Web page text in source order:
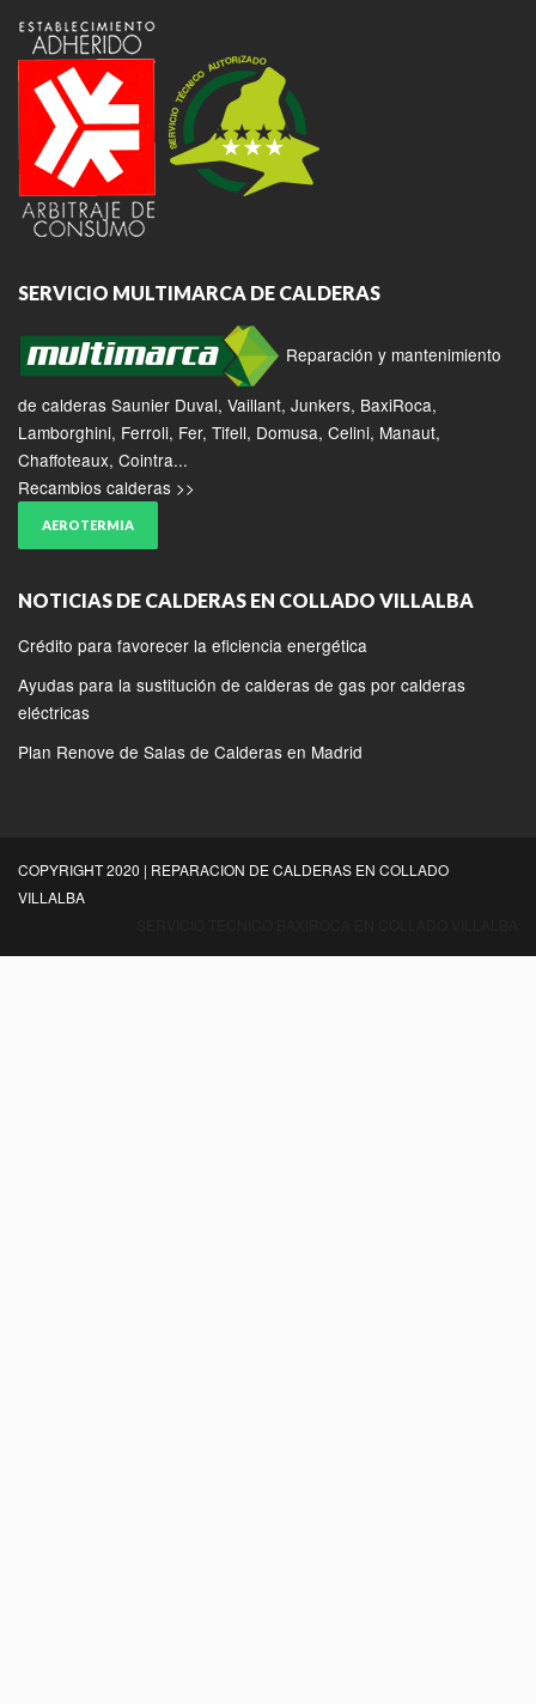
SERVICIO MULTIMARCA DE CALDERAS
Reparación y mantenimiento
de calderas Saunier Duval, Vaillant, Junkers, BaxiRoca,
Lamborghini, Ferroli, Fer, Tifell, Domusa, Celini, Manaut,
Chaffoteaux, Cointra...
Recambios calderas >>
AEROTERMIA
NOTICIAS DE CALDERAS EN COLLADO VILLALBA
Crédito para favorecer la eficiencia energética
Ayudas para la sustitución de calderas de gas por calderas
eléctricas
Plan Renove de Salas de Calderas en Madrid
COPYRIGHT 2020 | REPARACION DE CALDERAS EN COLLADO
VILLALBA